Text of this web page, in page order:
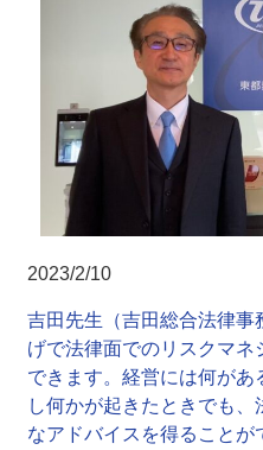
2023/2/10
吉田先生（吉田総合法律
げで法律面でのリスクマ
できます。経営には何があ
し何かが起きたときでも
なアドバイスを得ることが